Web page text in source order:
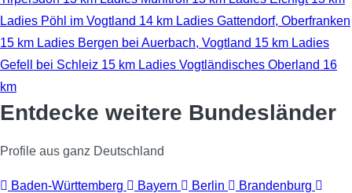
Ladies Pöhl im Vogtland 14 km Ladies Gattendorf, Oberfranken
15 km Ladies Bergen bei Auerbach, Vogtland 15 km Ladies
Gefell bei Schleiz 15 km Ladies Vogtländisches Oberland 16
km
Entdecke weitere Bundesländer
Profile aus ganz Deutschland
Baden-Württemberg Bayern Berlin
Brandenburg